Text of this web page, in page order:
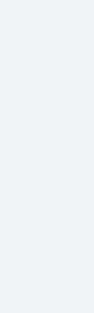
トレイルラン
人ぐらいし…